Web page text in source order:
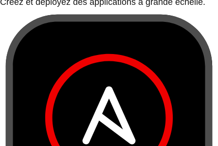
Créez et déployez des applications à grande échelle.